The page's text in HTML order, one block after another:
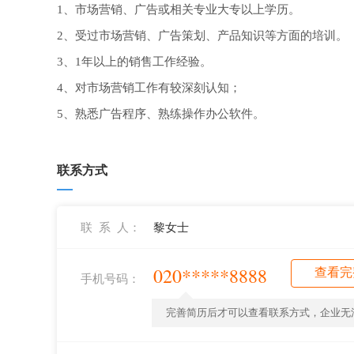
1、市场营销、广告或相关专业大专以上学历。
2、受过市场营销、广告策划、产品知识等方面的培训。
3、1年以上的销售工作经验。
4、对市场营销工作有较深刻认知；
5、熟悉广告程序、熟练操作办公软件。
联系方式
联 系 人： 黎女士
手机号码： 020*****8888 查看
完善简历后才可以查看联系方式，企业无